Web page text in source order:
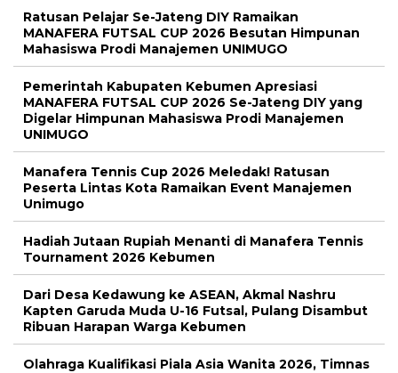
Ratusan Pelajar Se-Jateng DIY Ramaikan
MANAFERA FUTSAL CUP 2026 Besutan Himpunan
Mahasiswa Prodi Manajemen UNIMUGO
Pemerintah Kabupaten Kebumen Apresiasi
MANAFERA FUTSAL CUP 2026 Se-Jateng DIY yang
Digelar Himpunan Mahasiswa Prodi Manajemen
UNIMUGO
Manafera Tennis Cup 2026 Meledak! Ratusan
Peserta Lintas Kota Ramaikan Event Manajemen
Unimugo
Hadiah Jutaan Rupiah Menanti di Manafera Tennis
Tournament 2026 Kebumen
Dari Desa Kedawung ke ASEAN, Akmal Nashru
Kapten Garuda Muda U-16 Futsal, Pulang Disambut
Ribuan Harapan Warga Kebumen
Olahraga Kualifikasi Piala Asia Wanita 2026, Timnas